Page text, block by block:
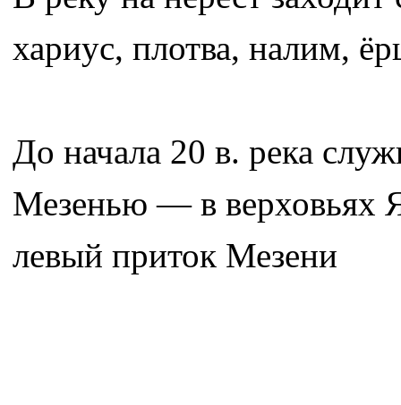
хариус, плотва, налим,
До начала 20 в. река
Мезенью — в верховьях
левый приток Мезени